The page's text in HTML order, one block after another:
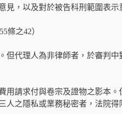
見，以及對於被告科刑範圍表示
條之42）
代理人為非律師者，於審判中
請求付與卷宗及證物之影本
人之隱私或業務秘密者，法院得